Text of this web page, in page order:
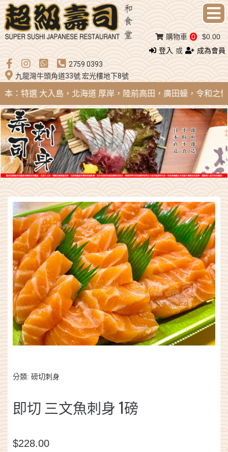
登入 或
成為會員
2759 0393
九龍灣牛頭角道33號 宏光樓地下8號
購物車 0 $0.00
：特選 大入島，北海道 厚岸，陸前高田，廣田蠔，令和之
分類: 磅切刺身
即切 三文魚刺身 1磅
$228.00